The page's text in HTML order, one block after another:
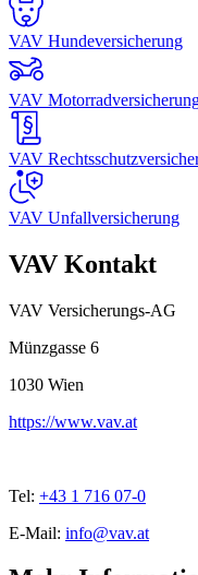
VAV Hundeversicherung
VAV
VAV
VAV Unfallversicherung
VAV Kontakt
VAV Versicherungs-AG
Münzgasse 6
1030 Wien
https://www.vav.at
Tel: +43 1 716 07-0
E-Mail: info@vav.at